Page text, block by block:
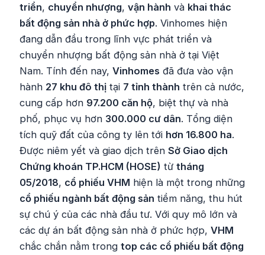
triển, chuyển nhượng,vận hành và khai thác
bất động sản nhà ở phức hợp. Vinhomes hiện
đang dẫn đầu trong lĩnh vực phát triển và
chuyển nhượng bất động sản nhà ở tại Việt
Nam. Tính đến nay,Vinhomes đã đưa vào vận
hành 27 khu đô thị tại 7 tỉnh thành trên cả nước,
cung cấp hơn 97.200 căn hộ, biệt thự và nhà
phố, phục vụ hơn 300.000 cư dân. Tổng diện
tích quỹ đất của công ty lên tới hơn 16.800 ha.
Được niêm yết và giao dịch trênSở Giao dịch
Chứng khoán TP.HCM (HOSE) từtháng
05/2018, cổ phiếu VHM hiện là một trong những
cổ phiếu ngành bất động sản tiềm năng, thu hút
sự chú ý của các nhà đầu tư. Với quy mô lớn và
các dự án bất động sản nhà ở phức hợp,VHM
chắc chắn nằm trongtop các cổ phiếu bất động